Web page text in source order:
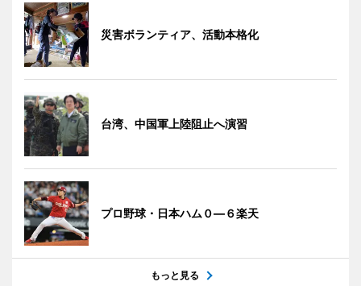
災害ボランティア、活動本格化
台湾、中国軍上陸阻止へ演習
プロ野球・日本ハム０―６楽天
もっと見る